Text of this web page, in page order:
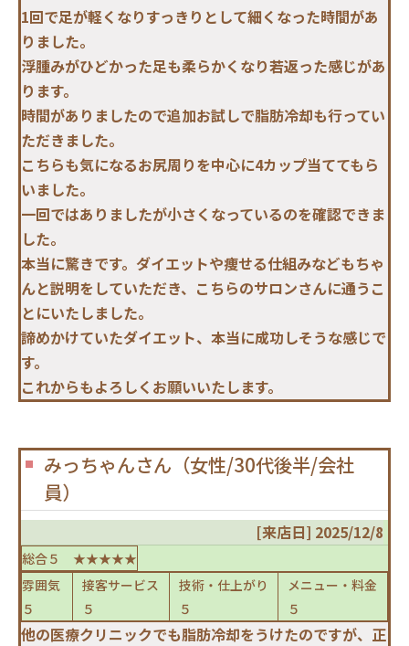
1回で足が軽くなりすっきりとして細くなった時間があ
りました。
浮腫みがひどかった足も柔らかくなり若返った感じがあ
ります。
時間がありましたので追加お試しで脂肪冷却も行ってい
ただきました。
こちらも気になるお尻周りを中心に4カップ当ててもら
いました。
一回ではありましたが小さくなっているのを確認できま
した。
本当に驚きです。ダイエットや痩せる仕組みなどもちゃ
んと説明をしていただき、こちらのサロンさんに通うこ
とにいたしました。
諦めかけていたダイエット、本当に成功しそうな感じで
す。
これからもよろしくお願いいたします。
みっちゃんさん（女性/30代後半/会社
員）
[来店日] 2025/12/8
総合５ ★★★★★
雰囲気
５
接客サービス
５
技術・仕上がり
５
メニュー・料金
５
他の医療クリニックでも脂肪冷却をうけたのですが、正